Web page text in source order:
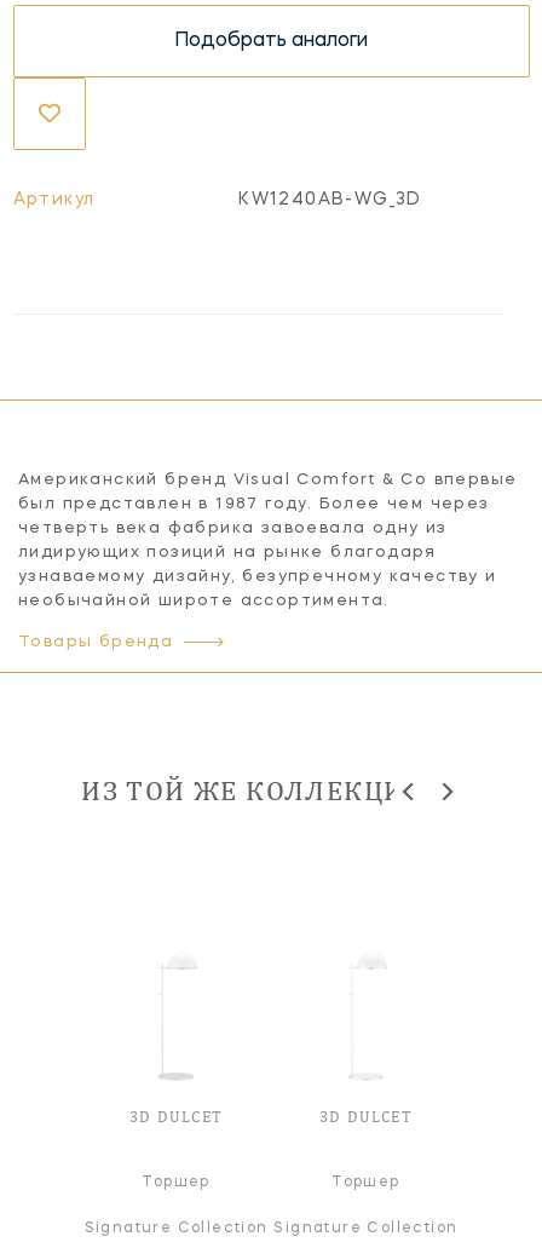
Подобрать аналоги
Артикул KW1240AB-WG_3D
Американский бренд Visual Comfort & Co впервые
был представлен в 1987 году. Более чем через
четверть века фабрика завоевала одну из
лидирующих позиций на рынке благодаря
узнаваемому дизайну, безупречному качеству и
необычайной широте ассортимента.
Товары бренда
ИЗ ТОЙ ЖЕ КОЛЛЕКЦИИ
3D DULCET
Торшер
Signature Collection
3D DULCET
Торшер
Signature Collection